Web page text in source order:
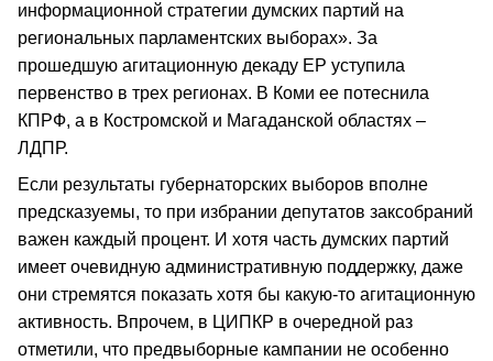
информационной стратегии думских партий на
региональных парламентских выборах». За
прошедшую агитационную декаду ЕР уступила
первенство в трех регионах. В Коми ее потеснила
КПРФ, а в Костромской и Магаданской областях –
ЛДПР.
Если результаты губернаторских выборов вполне
предсказуемы, то при избрании депутатов заксобраний
важен каждый процент. И хотя часть думских партий
имеет очевидную административную поддержку, даже
они стремятся показать хотя бы какую-то агитационную
активность. Впрочем, в ЦИПКР в очередной раз
отметили, что предвыборные кампании не особенно